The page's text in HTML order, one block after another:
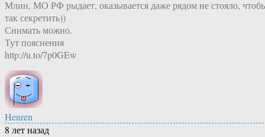
Млин, МО РФ рыдает, оказывается даже рядом не стояло,
так секретить))
Снимать можно.
Тут пояснения
http://u.to/7p0GEw
Henren
8 лет назад